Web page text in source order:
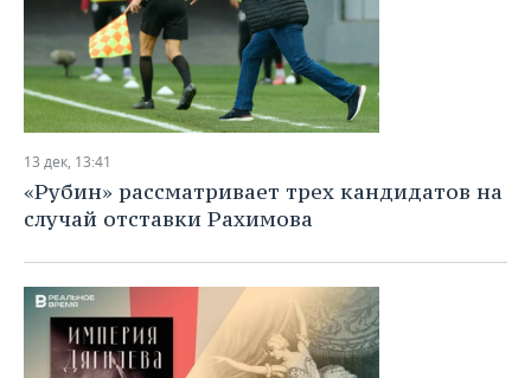
13 дек, 13:41
«Рубин» рассматривает трех кандидатов на
случай отставки Рахимова